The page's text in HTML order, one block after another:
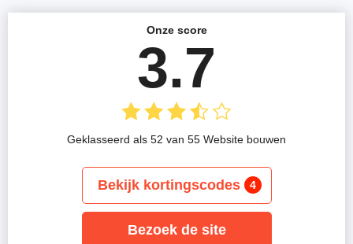
Onze score
3.7
Geklasseerd als 52 van 55 Website bouwen
Bekijk kortingscodes 4
Bezoek de site